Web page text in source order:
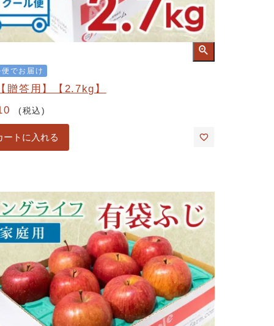
でお届け
贈答用】【2.7kg】
税込
ートに入れる